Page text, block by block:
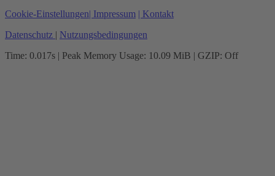
Cookie-Einstellungen| Impressum | Kontakt
Datenschutz | Nutzungsbedingungen
Time: 0.017s | Peak Memory Usage: 10.09 MiB | GZIP: Off